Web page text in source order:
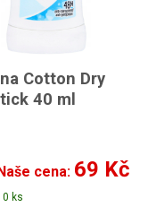
Cotton Dry
40 ml
Naše cena: 69 Kč
0 ks